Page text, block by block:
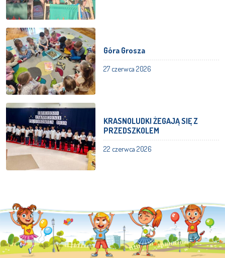
Góra Grosza
27 czerwca 2026
KRASNOLUDKI ŻEGAJĄ SIĘ Z
PRZEDSZKOLEM
22 czerwca 2026